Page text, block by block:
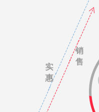
实
惠
销
售